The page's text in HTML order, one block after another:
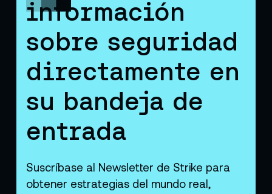
información
sobre seguridad
directamente en
su bandeja de
entrada
Suscríbase al Newsletter de Strike para
obtener estrategias del mundo real,